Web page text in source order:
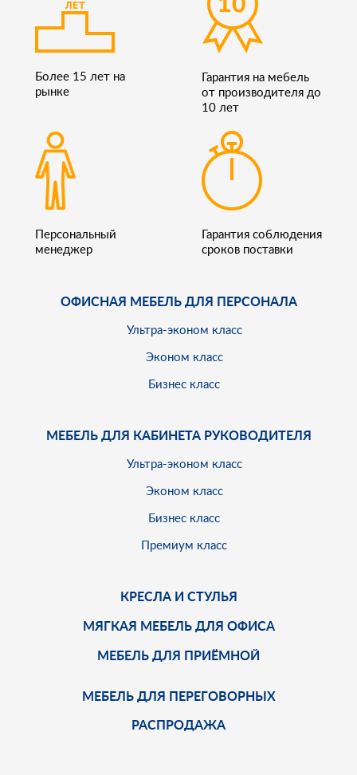
Более 15 лет на
рынке
Гарантия на мебель
от производителя до
10 лет
Персональный
менеджер
Гарантия соблюдения
сроков поставки
ОФИСНАЯ МЕБЕЛЬ ДЛЯ ПЕРСОНАЛА
Ультра-эконом класс
Эконом класс
Бизнес класс
МЕБЕЛЬ ДЛЯ КАБИНЕТА РУКОВОДИТЕЛЯ
Ультра-эконом класс
Эконом класс
Бизнес класс
Премиум класс
КРЕСЛА И СТУЛЬЯ
МЯГКАЯ МЕБЕЛЬ ДЛЯ ОФИСА
МЕБЕЛЬ ДЛЯ ПРИЁМНОЙ
МЕБЕЛЬ ДЛЯ ПЕРЕГОВОРНЫХ
РАСПРОДАЖА